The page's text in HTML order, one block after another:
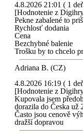
4.8.2026 21:01 ( 1
[Hodnotenie z
Pekne zabalené to
Rychlosť dodania
Cena
Bezchybné balenie
Trošku by to chcelo
Adriana B. (CZ)
4.8.2026 16:19 ( 1
[Hodnotenie z
Kupovala jsem
dorazila do Česka už
Často jsou cenově
dražší dopravou